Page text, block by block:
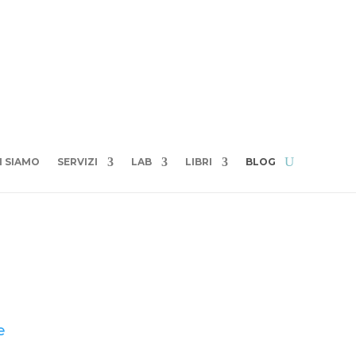
SIAMO SERVIZI LAB LIBRI BLOG